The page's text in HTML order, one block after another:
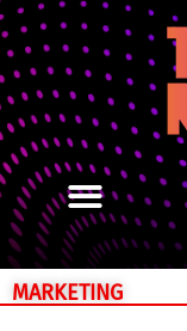
MARKETING